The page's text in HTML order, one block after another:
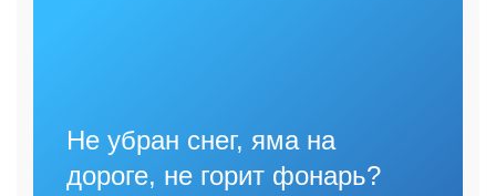
Не убран снег, яма на
дороге, не горит фонарь?